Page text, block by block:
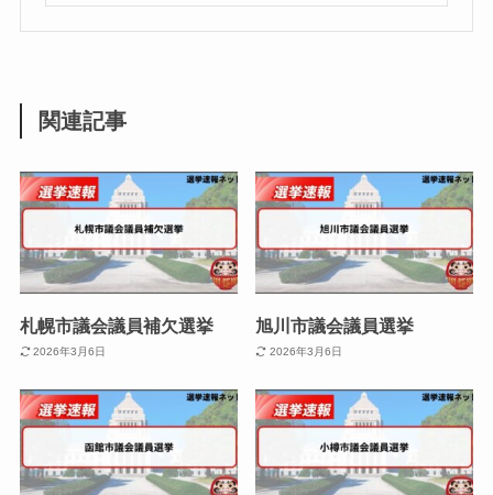
関連記事
札幌市議会議員補欠選挙
2026年3月6日
旭川市議会議員選挙
2026年3月6日